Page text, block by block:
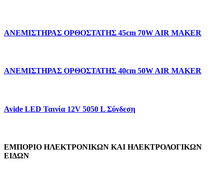
ΑΝΕΜΙΣΤΗΡΑΣ ΟΡΘΟΣΤΑΤΗΣ 45cm 70W AIR MAKER
ΑΝΕΜΙΣΤΗΡΑΣ ΟΡΘΟΣΤΑΤΗΣ 40cm 50W AIR MAKER
Avide LED Ταινία 12V 5050 L Σύνδεση
ΕΜΠΟΡΙΟ ΗΛΕΚΤΡΟΝΙΚΩΝ ΚΑΙ ΗΛΕΚΤΡΟΛΟΓΙΚΩΝ
ΕΙΔΩΝ